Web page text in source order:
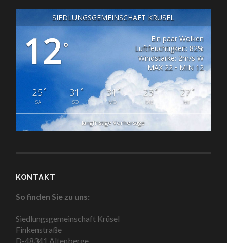
SIEDLUNGSGEMEINSCHAFT KRÜSEL
12°
Ein paar Wolken
Luftfeuchtigkeit: 82%
Windstärke: 2m/s W
MAX 22 • MIN 12
25°
SA
31 °
SO
31°
MO
23°
DIE
27°
MI
langfristige Vorhersage
KONTAKT
So finden Sie zu uns:
Siedlungsgemeinschaft Krüsel
Finkenstraße
D-48341 Altenberge